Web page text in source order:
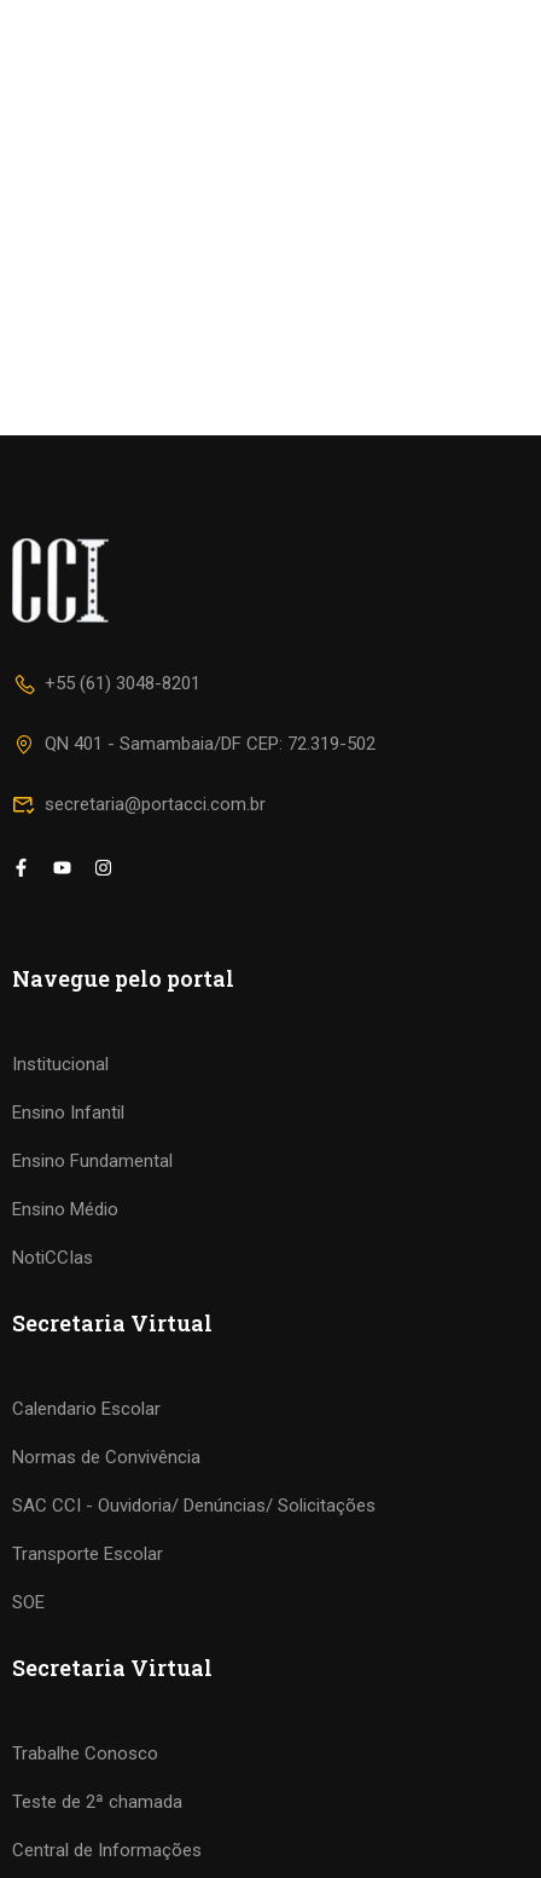
+55 (61) 3048-8201
QN 401 - Samambaia/DF CEP: 72.319-502
secretaria@portacci.com.br
Navegue pelo portal
Institucional
Ensino Infantil
Ensino Fundamental
Ensino Médio
NotiCCIas
Secretaria Virtual
Calendario Escolar
Normas de Convivência
SAC CCI - Ouvidoria/ Denúncias/ Solicitações
Transporte Escolar
SOE
Secretaria Virtual
Trabalhe Conosco
Teste de 2ª chamada
Central de Informações